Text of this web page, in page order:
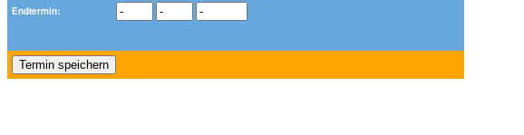
Endtermin: